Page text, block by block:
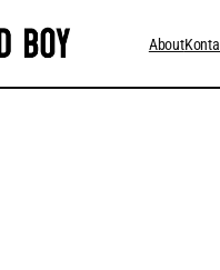
About